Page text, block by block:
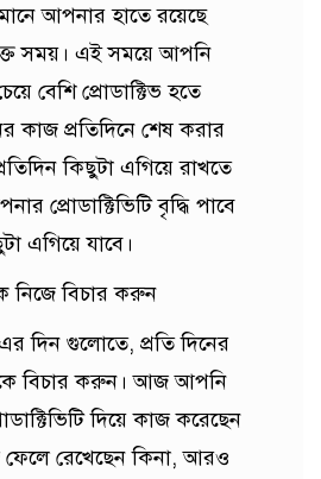
আপনার হাতে রয়েছে
সময়। এই সময়ে আপনি
বেশি প্রোডাক্টিভ হতে
কাজ প্রতিদিনে শেষ করার
কিছুটা এগিয়ে রাখতে
প্রোডাক্টিভিটি বৃদ্ধি পাবে
এগিয়ে যাবে।
নিজে বিচার করুন
দিন গুলোতে, প্রতি দিনের
বিচার করুন। আজ আপনি
দিয়ে কাজ করেছেন
রেখেছেন কিনা, আরও